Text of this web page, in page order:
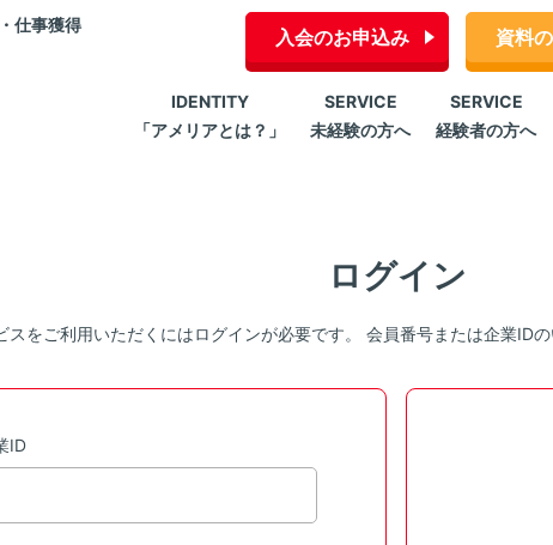
仕事獲得
入会のお申込み 資料
IDENTITY
「アメリアとは？」
SERVICE
未経験の方へ
SERVICE
経験者の方へ
ログイン
スをご利用いただくにはログインが必要です。 会員番号または企業ID
ID